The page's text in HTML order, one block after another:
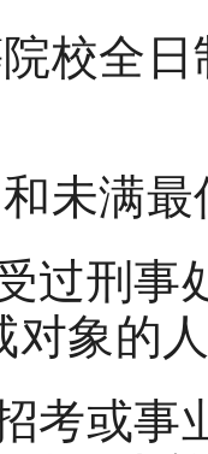
校全
未满
过刑事
对象的
考或事